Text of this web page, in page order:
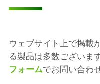
ウェブサイト上で掲載
る製品は多数ございま
フォームでお問い合わ